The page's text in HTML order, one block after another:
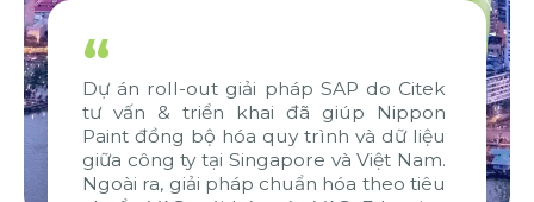
“
Dự án roll-out giải pháp SAP do Citek
tư vấn & triển khai đã giúp Nippon
Paint đồng bộ hóa quy trình và dữ liệu
giữa công ty tại Singapore và Việt Nam.
Ngoài ra, giải pháp chuẩn hóa theo tiêu